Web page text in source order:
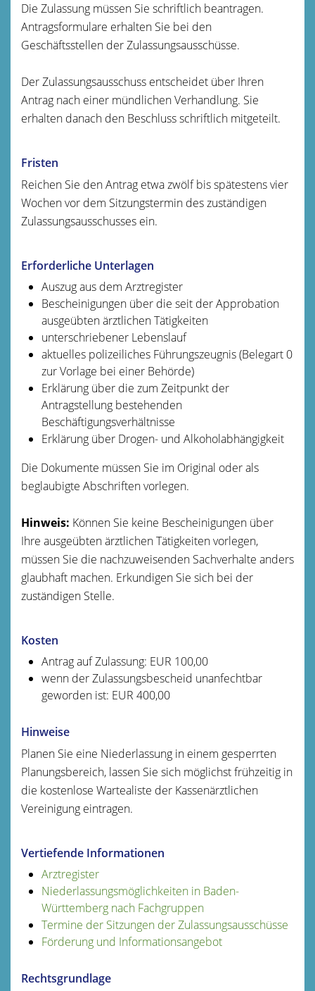
Die Zulassung müssen Sie schriftlich beantragen.
Antragsformulare erhalten Sie bei den
Geschäftsstellen der Zulassungsausschüsse.
Der Zulassungsausschuss entscheidet über Ihren
Antrag nach einer mündlichen Verhandlung. Sie
erhalten danach den Beschluss schriftlich mitgeteilt.
Fristen
Reichen Sie den Antrag etwa zwölf bis spätestens vier
Wochen vor dem Sitzungstermin des zuständigen
Zulassungsausschusses ein.
Erforderliche Unterlagen
Auszug aus dem Arztregister
Bescheinigungen über die seit der Approbation
ausgeübten ärztlichen Tätigkeiten
unterschriebener Lebenslauf
aktuelles polizeiliches Führungszeugnis (Belegart 0
zur Vorlage bei einer Behörde)
Erklärung über die zum Zeitpunkt der
Antragstellung bestehenden
Beschäftigungsverhältnisse
Erklärung über Drogen- und Alkoholabhängigkeit
Die Dokumente müssen Sie im Original oder als
beglaubigte Abschriften vorlegen.
Hinweis: Können Sie keine Bescheinigungen über
Ihre ausgeübten ärztlichen Tätigkeiten vorlegen,
müssen Sie die nachzuweisenden Sachverhalte anders
glaubhaft machen. Erkundigen Sie sich bei der
zuständigen Stelle.
Kosten
Antrag auf Zulassung: EUR 100,00
wenn der Zulassungsbescheid unanfechtbar
geworden ist: EUR 400,00
Hinweise
Planen Sie eine Niederlassung in einem gesperrten
Planungsbereich, lassen Sie sich möglichst frühzeitig in
die kostenlose Wartealiste der Kassenärztlichen
Vereinigung eintragen.
Vertiefende Informationen
Arztregister
Niederlassungsmöglichkeiten in Baden-
Württemberg nach Fachgruppen
Termine der Sitzungen der Zulassungsausschüsse
Förderung und Informationsangebot
Rechtsgrundlage